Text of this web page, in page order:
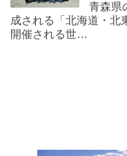
青森県
成される「北海道・北
開催される世…